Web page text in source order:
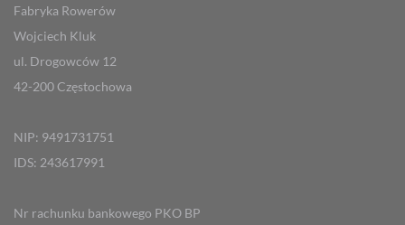
Fabryka Rowerów
Wojciech Kluk
ul. Drogowców 12
42-200 Częstochowa
NIP: 9491731751
IDS: 243617991
Nr rachunku bankowego PKO BP